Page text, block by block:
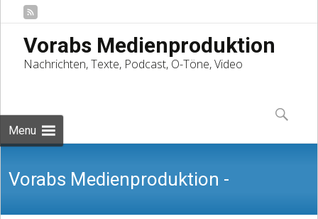
Vorabs Medienproduktion
Nachrichten, Texte, Podcast, O-Töne, Video
Menu
to
content
Suchen
nach:
Vorabs Medienproduktion -